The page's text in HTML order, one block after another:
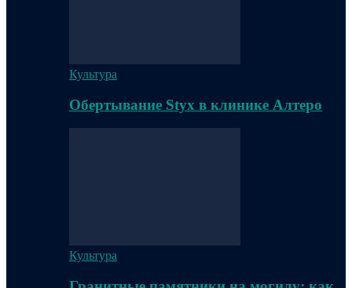
Культура
Обертывание Styx в клинике Алтеро
Культура